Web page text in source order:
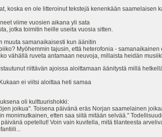
koska en ole litteroinut tekstejä kenenkään saamelaisen
viime vuosien aikana yli sata
jotka toimitin heille useita vuosia sitten.
muuta samanaikaisesti kun äänitin
Myöhemmin tajusin, että heterofonia -
vähällä ruveta antamaan neuvoja, millaista heidän
riittävän ajoissa aloittamaan äänitystä millä
ei viitsi aloittaa heti samaa
oli kulttuurishokki:
joikua". Toisena päivänä eräs Norjan saamelainen
etten saa siitä mitään selvää."
opetellut! Voin vain kuvitella, mitä tilanteesta